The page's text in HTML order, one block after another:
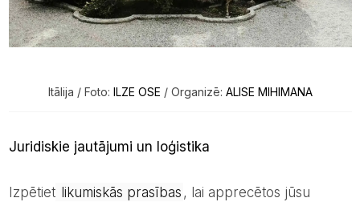
Itālija / Foto: ILZE OSE / Organizē: ALISE MIHIMANA
Juridiskie jautājumi un loģistika
Izpētiet likumiskās prasības , lai apprecētos jūsu